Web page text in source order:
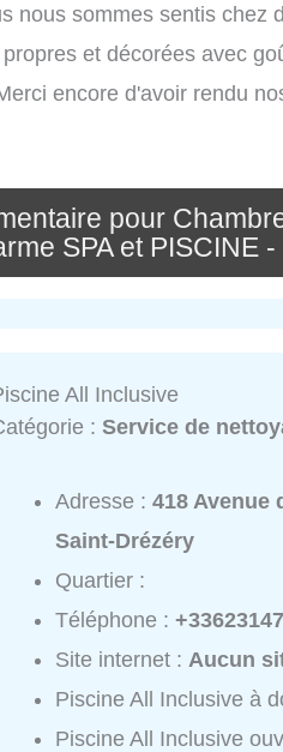
nous sommes sentis chez
et décorées avec
encore d'avoir rendu
pour
SPA et PISCINE
All Inclusive
:Service de
Adresse :418 Avenue
Saint-Drézéry
Quartier :
Téléphone :
Site internet : Aucun
Piscine All Inclusive à
Piscine All Inclusive